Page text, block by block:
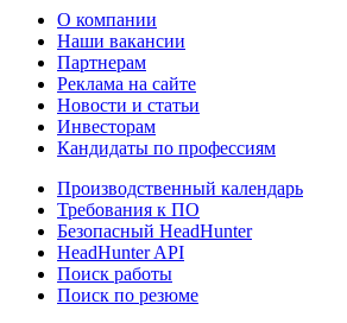
О компании
Наши вакансии
Партнерам
Реклама на сайте
Новости и статьи
Инвесторам
Кандидаты по профессиям
Производственный календарь
Требования к ПО
Безопасный HeadHunter
HeadHunter API
Поиск работы
Поиск по резюме